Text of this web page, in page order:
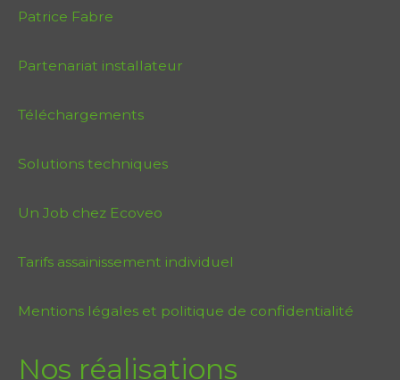
Patrice Fabre
Partenariat installateur
Téléchargements
Solutions techniques
Un Job chez Ecoveo
Tarifs assainissement individuel
Mentions légales et politique de confidentialité
Nos réalisations